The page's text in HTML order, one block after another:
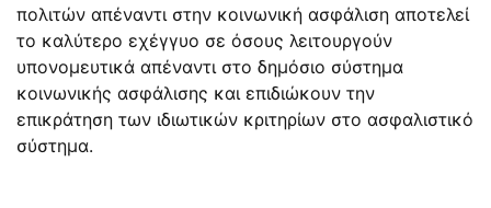
πολιτών απέναντι στην κοινωνική ασφάλιση αποτελεί
το καλύτερο εχέγγυο σε όσους λειτουργούν
υπονομευτικά απέναντι στο δημόσιο σύστημα
κοινωνικής ασφάλισης και επιδιώκουν την
επικράτηση των ιδιωτικών κριτηρίων στο ασφαλιστικό
σύστημα.